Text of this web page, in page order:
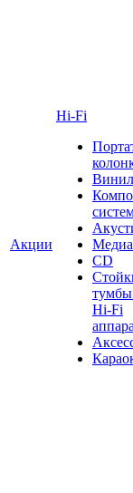
Акции
Hi-Fi
Винил
CD
тумбы
Hi-Fi